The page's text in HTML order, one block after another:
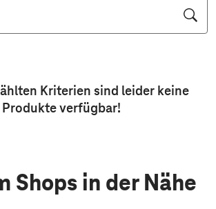
Kriterien sind leider keine
Produkteverfügbar!
Shops in der Nähe